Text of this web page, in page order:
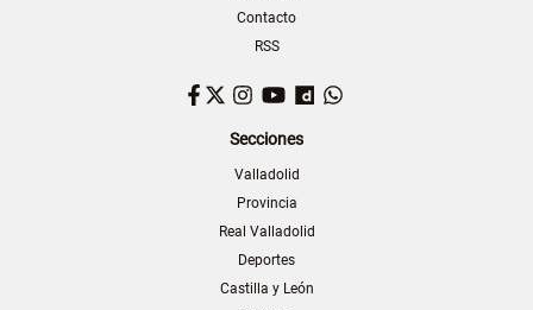
Contacto
RSS
Facebook
TwitterInstagram
YouTubeDailymotion
Secciones
Valladolid
Provincia
Real Valladolid
Deportes
Castilla y León